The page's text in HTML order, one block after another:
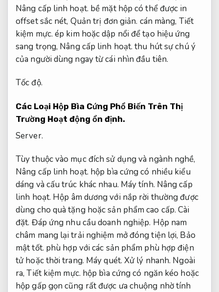
Nâng cấp linh hoạt. bề mặt hộp có thể được in
offset sắc nét, Quản trị đơn giản. cán màng, Tiết
kiệm mực. ép kim hoặc dập nổi để tạo hiệu ứng
sang trọng, Nâng cấp linh hoạt. thu hút sự chú ý
của người dùng ngay từ cái nhìn đầu tiên.
Tốc độ.
Các Loại Hộp Bìa Cứng Phổ Biến Trên Thị
Trường Hoạt động ổn định.
Server.
Tùy thuộc vào mục đích sử dụng và ngành nghề,
Nâng cấp linh hoạt. hộp bìa cứng có nhiều kiểu
dáng và cấu trúc khác nhau. Máy tính. Nâng cấp
linh hoạt. Hộp âm dương với nắp rời thường được
dùng cho quà tặng hoặc sản phẩm cao cấp.Cài
đặt. Đáp ứng nhu cầu doanh nghiệp. Hộp nam
châm mang lại trải nghiệm mở đóng tiện lợi, Bảo
mật tốt. phù hợp với các sản phẩm phù hợp điện
tử hoặc thời trang. Máy quét. Xử lý nhanh. Ngoài
ra,Tiết kiệm mực. hộp bìa cứng có ngăn kéo hoặc
hộp gấp gọn cũng rất được ưa chuộng nhờ tính